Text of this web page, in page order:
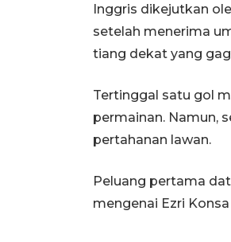
Inggris dikejutkan
setelah menerima
tiang dekat yang
Tertinggal satu gol
permainan. Namun,
pertahanan lawan.
Peluang pertama
mengenai Ezri